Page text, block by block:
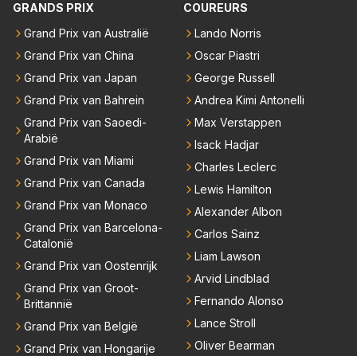
GRANDS PRIX
Grand Prix van Australië
Grand Prix van China
Grand Prix van Japan
Grand Prix van Bahrein
Grand Prix van Saoedi-
Arabië
Grand Prix van Miami
Grand Prix van Canada
Grand Prix van Monaco
Grand Prix van Barcelona-
Catalonië
Grand Prix van Oostenrijk
Grand Prix van Groot-
Brittannië
Grand Prix van België
Grand Prix van Hongarije
COUREURS
Lando Norris
Oscar Piastri
George Russell
Andrea Kimi Antonelli
Max Verstappen
Isack Hadjar
Charles Leclerc
Lewis Hamilton
Alexander Albon
Carlos Sainz
Liam Lawson
Arvid Lindblad
Fernando Alonso
Lance Stroll
Oliver Bearman